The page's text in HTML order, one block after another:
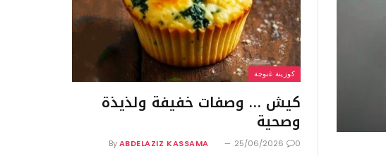
كوزينة غنوجة
كيش … وصفات خفيفة ولذيذة
وصحية
By ABDELAZIZ KASSAMA 25/06/2026 0